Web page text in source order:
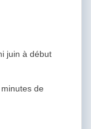
juin à début
de